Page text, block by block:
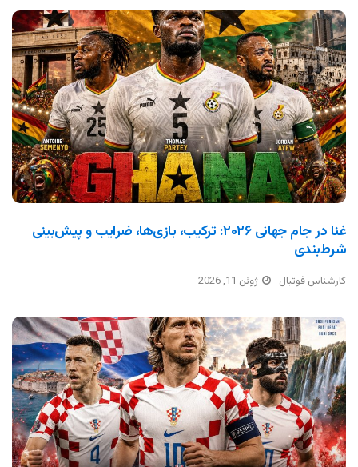
غنا در جام جهانی ۲۰۲۶: ترکیب، بازی‌ها، ضرایب و پیش‌بینی
شرط‌بندی
کارشناس فوتبال ژوئن 11, 2026